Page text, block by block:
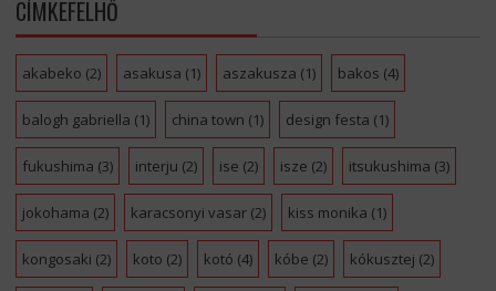
CÍMKEFELHŐ
akabeko (2) asakusa (1) aszakusza (1) bakos (4)
balogh gabriella (1) china town (1) design festa (1)
fukushima (3) interju (2) ise (2) isze (2) itsukushima (3)
jokohama (2) karacsonyi vasar(2) kiss monika (1)
kongosaki (2) koto (2) kotó (4) kóbe (2) kókusztej (2)